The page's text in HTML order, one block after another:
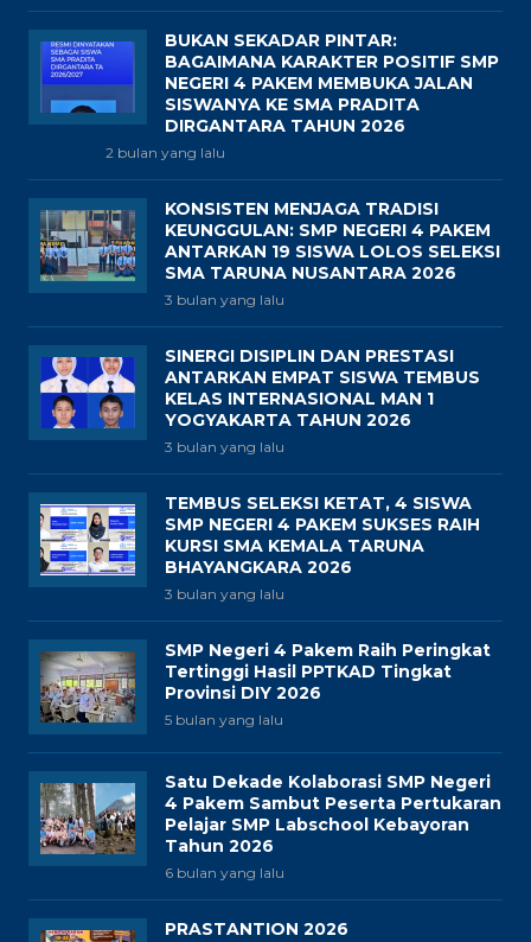
BUKAN SEKADAR PINTAR:
BAGAIMANA KARAKTER POSITIF SMP
NEGERI 4 PAKEM MEMBUKA JALAN
SISWANYA KE SMA PRADITA
DIRGANTARA TAHUN 2026
2 bulan yang lalu
KONSISTEN MENJAGA TRADISI
KEUNGGULAN: SMP NEGERI 4 PAKEM
ANTARKAN 19 SISWA LOLOS SELEKSI
SMA TARUNA NUSANTARA 2026
3 bulan yang lalu
SINERGI DISIPLIN DAN PRESTASI
ANTARKAN EMPAT SISWA TEMBUS
KELAS INTERNASIONAL MAN 1
YOGYAKARTA TAHUN 2026
3 bulan yang lalu
TEMBUS SELEKSI KETAT, 4 SISWA
SMP NEGERI 4 PAKEM SUKSES RAIH
KURSI SMA KEMALA TARUNA
BHAYANGKARA 2026
3 bulan yang lalu
SMP Negeri 4 Pakem Raih Peringkat
Tertinggi Hasil PPTKAD Tingkat
Provinsi DIY 2026
5 bulan yang lalu
Satu Dekade Kolaborasi SMP Negeri
4 Pakem Sambut Peserta Pertukaran
Pelajar SMP Labschool Kebayoran
Tahun 2026
6 bulan yang lalu
PRASTANTION 2026